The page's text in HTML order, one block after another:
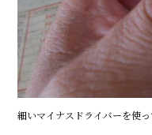
細いマイナスドライバーを使っ